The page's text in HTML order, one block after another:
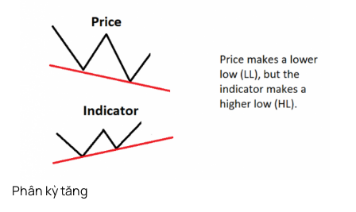
Phân kỳ tăng